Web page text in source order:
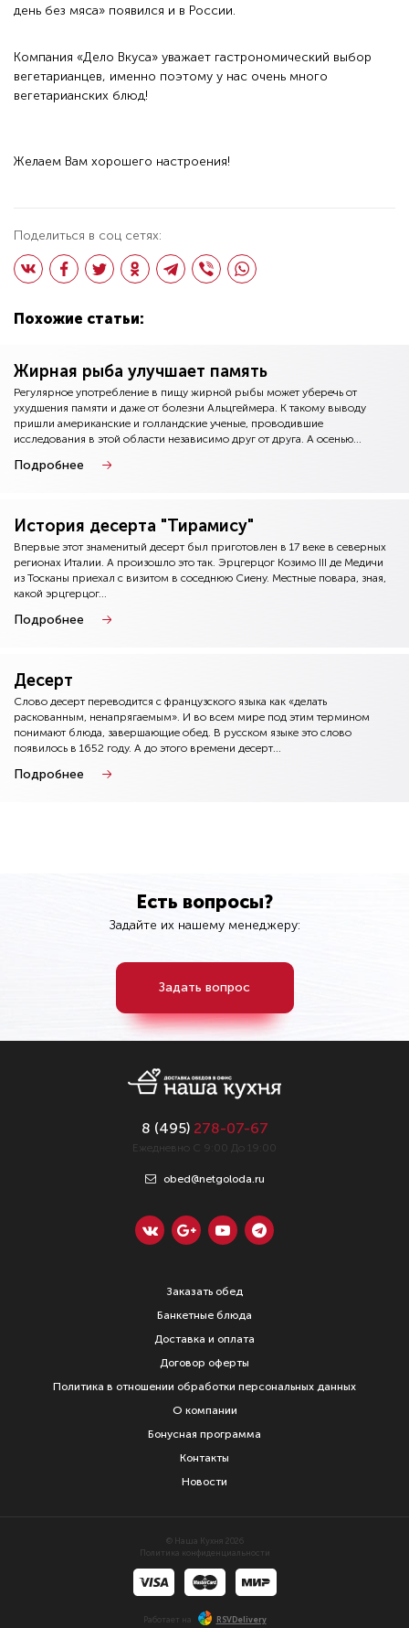
день без мяса» появился и в России.
Компания «Дело Вкуса» уважает гастрономический выбор
вегетарианцев, именно поэтому у нас очень много
вегетарианских блюд!
Желаем Вам хорошего настроения!
Поделиться в соц сетях:
Похожие статьи:
Жирная рыба улучшает память
Регулярное употребление в пищу жирной рыбы может уберечь от
ухудшения памяти и даже от болезни Альцгеймера. К такому выводу
пришли американские и голландские ученые, проводившие
исследования в этой области независимо друг от друга. А осенью...
Подробнее
История десерта "Тирамису"
Впервые этот знаменитый десерт был приготовлен в 17 веке в северных
регионах Италии. А произошло это так. Эрцгерцог Козимо III де Медичи
из Тосканы приехал с визитом в соседнюю Сиену. Местные повара, зная,
какой эрцгерцог...
Подробнее
Десерт
Слово десерт переводится с французского языка как «делать
раскованным, ненапрягаемым». И во всем мире под этим термином
понимают блюда, завершающие обед. В русском языке это слово
появилось в 1652 году. А до этого времени десерт...
Подробнее
Есть вопросы?
Задайте их нашему менеджеру:
Задать вопрос
8 (495) 278-07-67
Ежедневно С 9:00 До 19:00
obed@netgoloda.ru
Заказать обед
Банкетные блюда
Доставка и оплата
Договор оферты
Политика в отношении обработки персональных данных
О компании
Бонусная программа
Контакты
Новости
© Наша Кухня 2026
Политика конфиденциальности
Работает на RSVDelivery